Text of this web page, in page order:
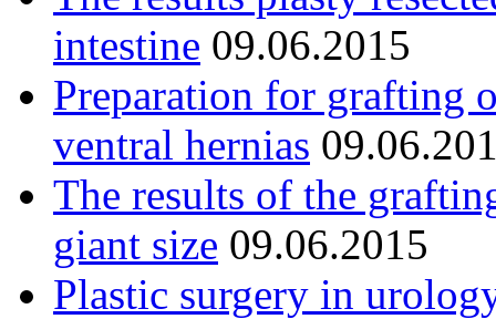
intestine 09.06.2015
Preparation for grafting
ventral hernias
The results of the
giant size 09.06.2015
Plastic surgery in